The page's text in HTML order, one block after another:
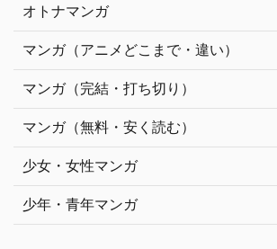
オトナマンガ
マンガ（アニメどこまで・違い）
マンガ（完結・打ち切り）
マンガ（無料・安く読む）
少女・女性マンガ
少年・青年マンガ